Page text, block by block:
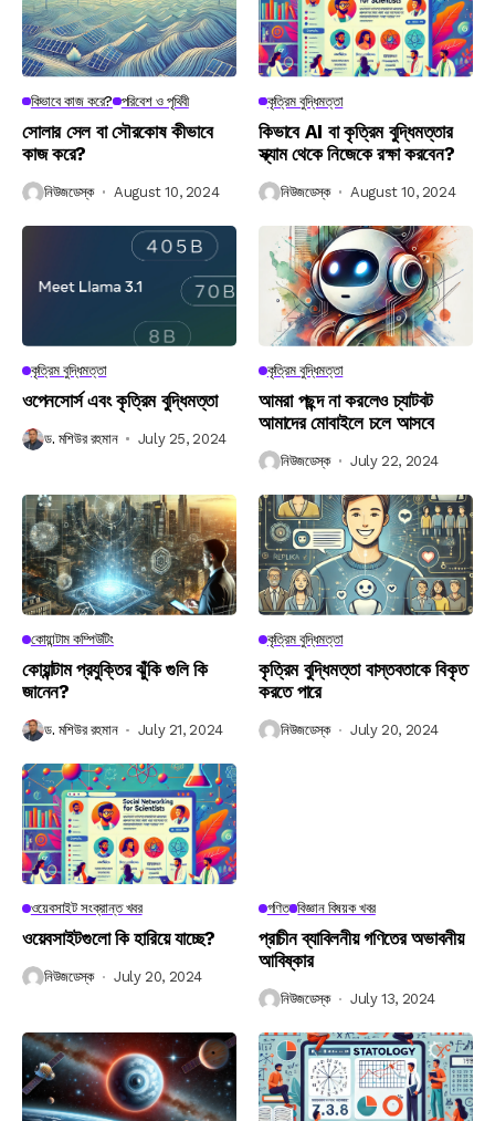
কিভাবে কাজ করে? পরিবেশ ও পৃথিবী
সোলার সেল বা সৌরকোষ কীভাবে
কাজ করে?
নিউজডেস্ক August 10, 2024
কৃত্রিম বুদ্ধিমত্তা
কিভাবে AI বা কৃত্রিম বুদ্ধিমত্তার
স্ক্যাম থেকে নিজেকে রক্ষা করবেন?
নিউজডেস্ক August 10, 2024
কৃত্রিম বুদ্ধিমত্তা
ওপেনসোর্স এবং কৃত্রিম বুদ্ধিমত্তা
ড. মশিউর রহমান July 25, 2024
কৃত্রিম বুদ্ধিমত্তা
আমরা পছন্দ না করলেও চ্যাটবট
আমাদের মোবাইলে চলে আসবে
নিউজডেস্ক July 22, 2024
কোয়ান্টাম কম্পিউটিং
কোয়ান্টাম প্রযুক্তির ঝুঁকি গুলি কি
জানেন?
ড. মশিউর রহমান July 21, 2024
কৃত্রিম বুদ্ধিমত্তা
কৃত্রিম বুদ্ধিমত্তা বাস্তবতাকে বিকৃত
করতে পারে
নিউজডেস্ক July 20, 2024
ওয়েবসাইট সংক্রান্ত খবর
ওয়েবসাইটগুলো কি হারিয়ে যাচ্ছে?
নিউজডেস্ক July 20, 2024
গণিত বিজ্ঞান বিষয়ক খবর
প্রাচীন ব্যাবিলনীয় গণিতের অভাবনীয়
আবিষ্কার
নিউজডেস্ক July 13, 2024